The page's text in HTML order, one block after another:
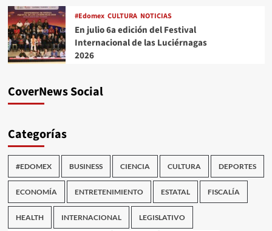
#Edomex CULTURA NOTICIAS
En julio 6a edición del Festival
Internacional de las Luciérnagas
2026
CoverNews Social
Categorías
#EDOMEX BUSINESS CIENCIA CULTURA DEPORTES
ECONOMÍA ENTRETENIMIENTO ESTATAL FISCALÍA
HEALTH INTERNACIONAL LEGISLATIVO